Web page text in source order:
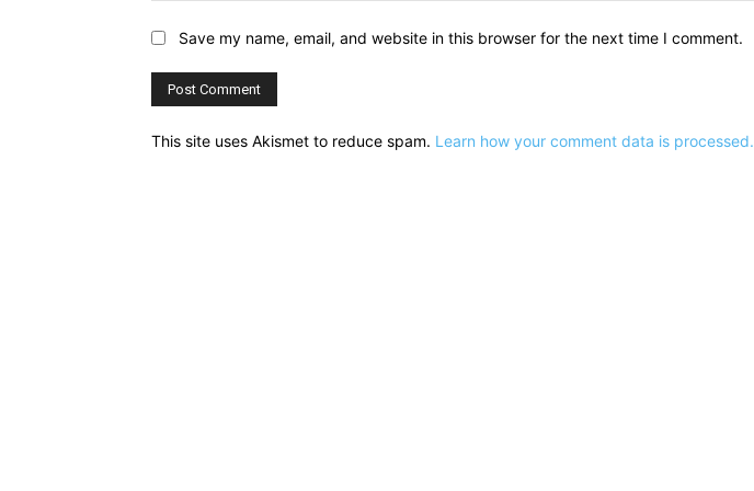
Save my name, email, and website in this browser for the next time I comment.
This site uses Akismet to reduce spam. Learn how your comment data is processed.